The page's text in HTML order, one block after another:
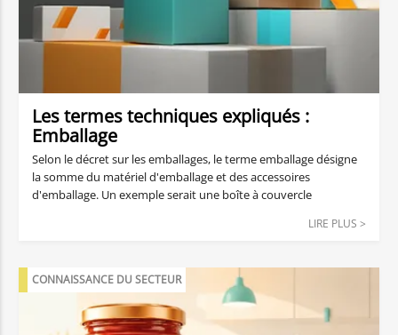
Les termes techniques expliqués :
Emballage
Selon le décret sur les emballages, le terme emballage désigne
la somme du matériel d'emballage et des accessoires
d'emballage. Un exemple serait une boîte à couvercle
la marchandise elle-même, du film à bulles pour la protéger
LIRE PLUS >
CONNAISSANCE DU SECTEUR